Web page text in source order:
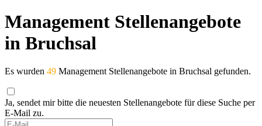
Management Stellenangebote
in Bruchsal
Es wurden 49 Management Stellenangebote in Bruchsal gefunden.
Ja, sendet mir bitte die neuesten Stellenangebote für diese Suche per
E-Mail zu.